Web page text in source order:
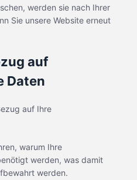
werden sie nach Ihrer
Sie unsere Website erneut
auf
Daten
auf Ihre
warum Ihre
werden, was damit
werden.